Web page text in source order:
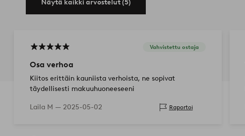
Näytä kaikki arvostelut (5)
Vahvistettu ostaja
Osa verhoa
Kiitos erittäin kauniista verhoista, ne sopivat
täydellisesti makuuhuoneeseeni
Laila M — 2025-05-02 Raportoi